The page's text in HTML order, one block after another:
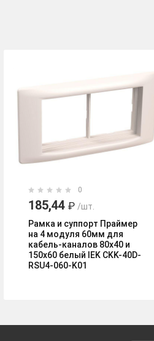
0
185,44 ₽ /шт.
Рамка и суппорт Праймер
на 4 модуля 60мм для
кабель-каналов 80х40 и
150х60 белый IEK CKK-40D-
RSU4-060-K01